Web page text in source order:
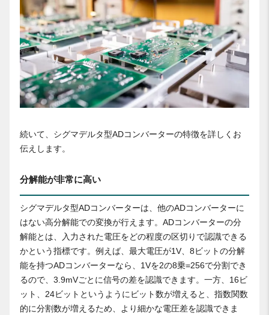
続いて、シグマデルタ型ADコンバーターの特徴を詳しくお
伝えします。
分解能が非常に高い
シグマデルタ型ADコンバーターは、他のADコンバーターに
はない高分解能での変換が行えます。ADコンバーターの分
解能とは、入力された電圧をどの程度の区切りで認識できる
かという指標です。例えば、最大電圧が1V、8ビットの分解
能を持つADコンバーターなら、1Vを2の8乗=256で分割でき
るので、3.9mVごとに信号の差を認識できます。一方、16ビ
ット、24ビットというようにビット数が増えると、指数関数
的に分割数が増えるため、より細かな電圧差を認識できま